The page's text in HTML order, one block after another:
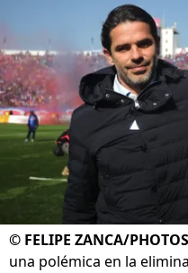
© FELIPE ZANCA/
una polémica en la